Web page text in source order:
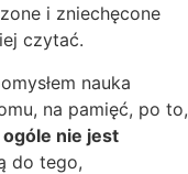
i zniechęcone
czytać.
nauka
na pamięć, po to,
ogóle nie jest
do tego,